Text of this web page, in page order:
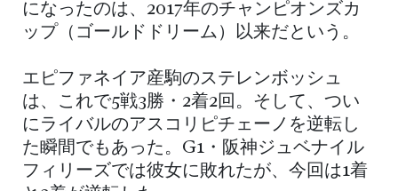
になったのは、2017年のチャンピオンズカ
ップ（ゴールドドリーム）以来だという。
エピファネイア産駒のステレンボッシュ
は、これで5戦3勝・2着2回。そして、つい
にライバルのアスコリピチェーノを逆転し
た瞬間でもあった。G1・阪神ジュベナイル
フィリーズでは彼女に敗れたが、今回は1着